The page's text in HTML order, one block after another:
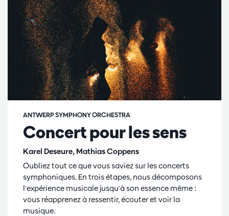
Concert pour les sens
Karel Deseure, Mathias Coppens
ANTWERP SYMPHONY ORCHESTRA
Oubliez tout ce que vous saviez sur les concerts
symphoniques. En trois étapes, nous décomposons
l'expérience musicale jusqu'à son essence même :
vous réapprenez à ressentir, écouter et voir la
musique.